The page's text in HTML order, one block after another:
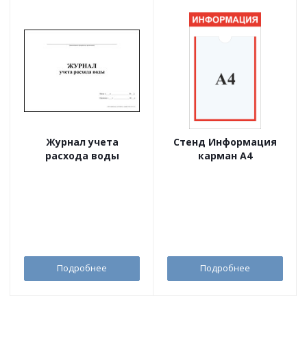
Журнал учета
расхода воды
Подробнее
Стенд Информация
карман А4
Подробнее